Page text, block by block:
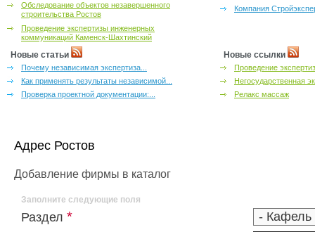
Обследование объектов незавершенного
строительства Ростов
Проведение экспертизы инженерных
коммуникаций Каменск-Шахтинский
Компания
Новые статьи
Почему независимая экспертиза...
Как применять результаты независимой...
Проверка проектной документации:...
Новые ссылки
Проведение
Негосударственная
Релакс массаж
Адрес Ростов
Добавление фирмы в каталог
Заполните следующие поля
Раздел *